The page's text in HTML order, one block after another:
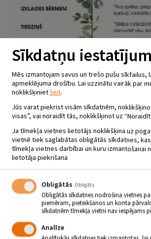
ROŽU SVĒTKI SĒLIJĀ
15.07.2023 | plkst.11.00 - 17.00
Sīkdatņu
Mēs izmantojam savus un trešo pušu sīkfailus,
apmeklējuma drošību. Lai uzzinātu vairāk par
noklikšķinietšeit.
Jūs varat piekrist visām sīkdatnēm,
visas”, vai noraidīt tās, noklikšķinot uz
Ja tīmekļa vietnes lietotājs noklikšķina uz
vietnē tiek saglabātas obligātās sīkdatnes,
tīmekļa vietnes darbībai un kuru izmantošanai
lietotāja piekrišana
Obligātās Obligāts
Obligātās sīkdatnes nodrošina vietnes
piemēram, pieteikšanos un konta
sīkdatnēm tīmekļa vietni nav iespējams
Analīze